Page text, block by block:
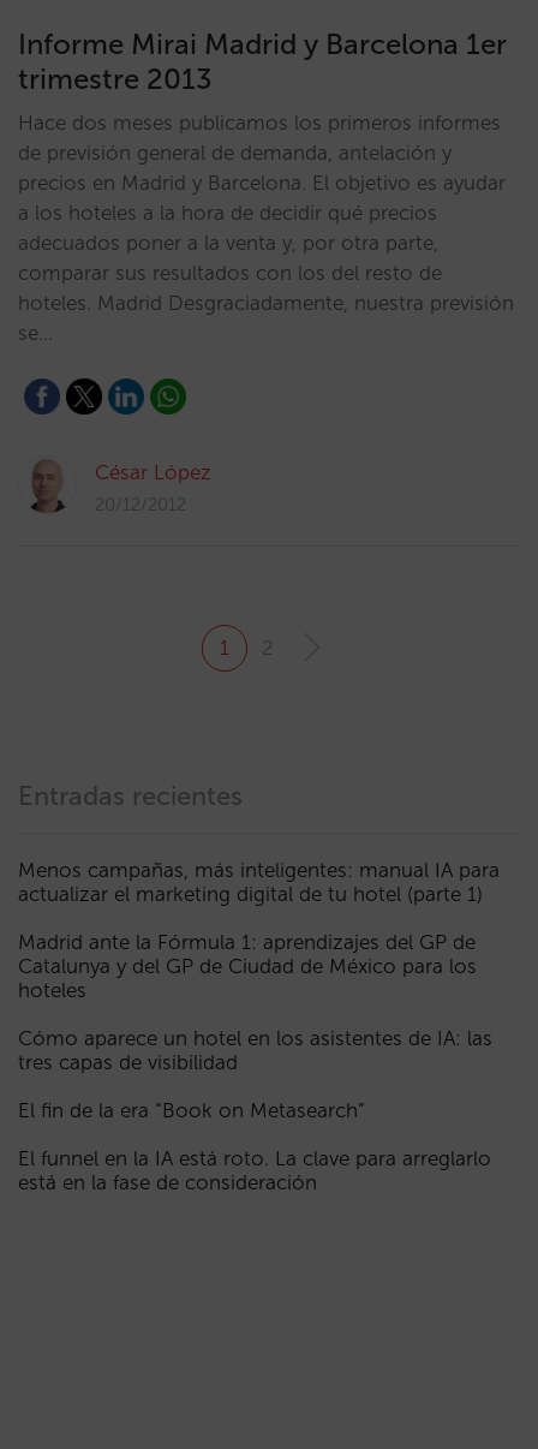
Informe Mirai Madrid y Barcelona 1er
trimestre 2013
Hace dos meses publicamos los primeros informes
de previsión general de demanda, antelación y
precios en Madrid y Barcelona. El objetivo es ayudar
a los hoteles a la hora de decidir qué precios
adecuados poner a la venta y, por otra parte,
comparar sus resultados con los del resto de
hoteles. Madrid Desgraciadamente, nuestra previsión
se…
César López
20/12/2012
1 2
Entradas recientes
Menos campañas, más inteligentes: manual IA para
actualizar el marketing digital de tu hotel (parte 1)
Madrid ante la Fórmula 1: aprendizajes del GP de
Catalunya y del GP de Ciudad de México para los
hoteles
Cómo aparece un hotel en los asistentes de IA: las
tres capas de visibilidad
El fin de la era “Book on Metasearch”
El funnel en la IA está roto. La clave para arreglarlo
está en la fase de consideración